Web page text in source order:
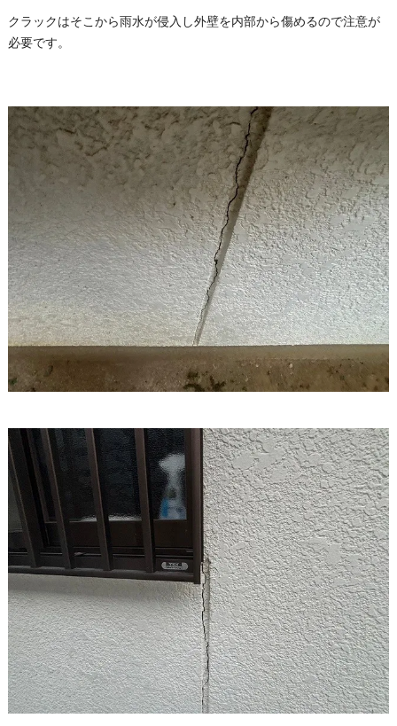
クラックはそこから雨水が侵入し外壁を内部から傷めるので注意が
必要です。